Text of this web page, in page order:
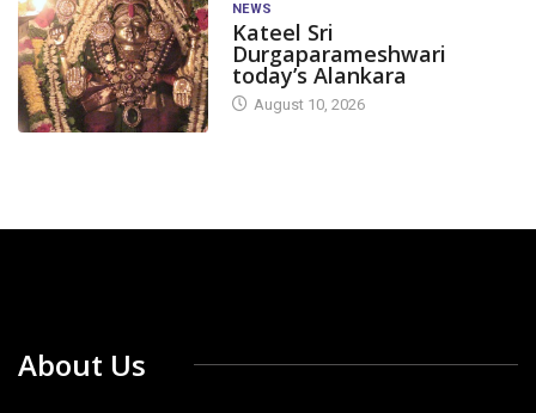
NEWS
Kateel Sri
Durgaparameshwari
today’s Alankara
August 10, 2026
About Us